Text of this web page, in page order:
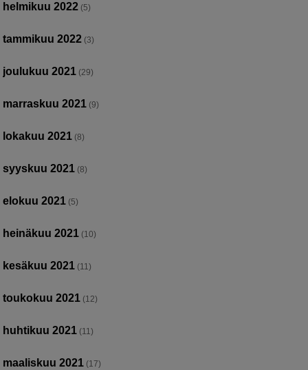
helmikuu 2022 (5)
tammikuu 2022 (3)
joulukuu 2021 (29)
marraskuu 2021 (9)
lokakuu 2021 (8)
syyskuu 2021 (8)
elokuu 2021 (5)
heinäkuu 2021 (10)
kesäkuu 2021 (11)
toukokuu 2021 (12)
huhtikuu 2021 (11)
maaliskuu 2021 (17)